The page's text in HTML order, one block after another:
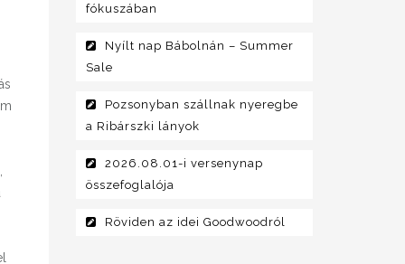
fókuszában
Nyílt nap Bábolnán – Summer
Sale
Pozsonyban szállnak nyeregbe
a Ribárszki lányok
2026.08.01-i versenynap
összefoglalója
Röviden az idei Goodwoodról